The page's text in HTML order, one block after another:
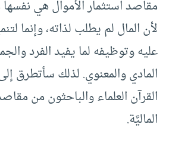
مقاصد استثمار الأموال هي نفسها
لأن المال لم يطلب لذاته، وإنما
عليه وتوظيفه لما يفيد الفرد
المادي والمعنوي. لذلك سأتطرق
القرآن العلماء والباحثون من
الماليَّة.